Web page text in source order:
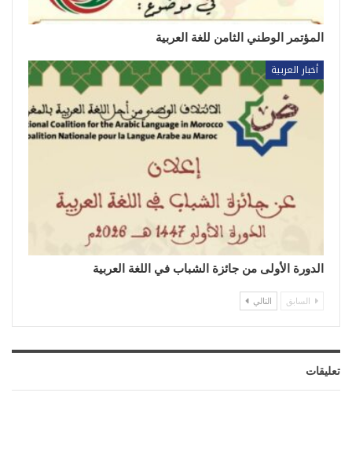
المؤتمر الوطني الثامن للغة العربية
أخبار العربية
الدورة الأولى من جائزة الشباب في اللغة العربية
السابق التالي
تعليقات